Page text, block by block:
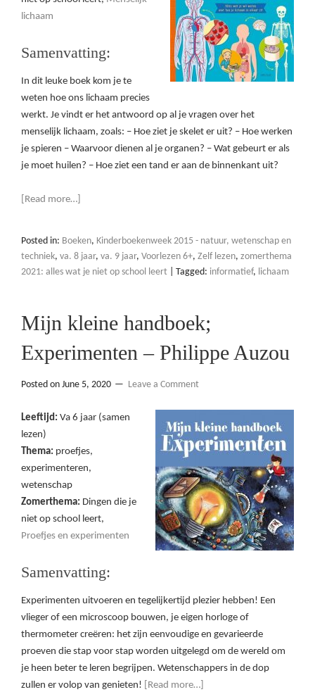
lichaam
Samenvatting:
In dit leuke boek kom je te
weten hoe ons lichaam precies
werkt. Je vindt er het antwoord op al je vragen over het
menselijk lichaam, zoals: – Hoe ziet je skelet er uit? – Hoe werken
je spieren – Waarvoor dienen al je organen? – Wat gebeurt er als
je moet huilen? – Hoe ziet een tand er aan de binnenkant uit?
[Read more…]
Posted in: Boeken, Kinderboekenweek 2015 - natuur, wetenschap en
techniek, va. 8 jaar, va. 9 jaar, Voorlezen 6+, Zelf lezen, zomerthema
2021: alles wat je niet op school leert
Tagged: informatief, lichaam
Mijn kleine handboek;
Experimenten – Philippe Auzou
Posted on June 5, 2020 Leave a Comment
Leeftijd: Va 6 jaar (samen
lezen)
Thema: proefjes,
experimenteren,
wetenschap
Zomerthema: Dingen die je
niet op school leert,
Proefjes en experimenten
Samenvatting:
Experimenten uitvoeren en tegelijkertijd plezier hebben! Een
vlieger of een microscoop bouwen, je eigen horloge of
thermometer creëren: het zijn eenvoudige en gevarieerde
proeven die stap voor stap worden uitgelegd om de wereld om
je heen beter te leren begrijpen. Wetenschappers in de dop
zullen er volop van genieten!
[Read more…]